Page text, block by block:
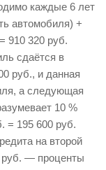
каждые 6 лет
автомобиля) +
910 320 руб.
сдаётся в
руб., и данная
а следующая
10 %
= 195 600 руб.
на второй
руб. — проценты